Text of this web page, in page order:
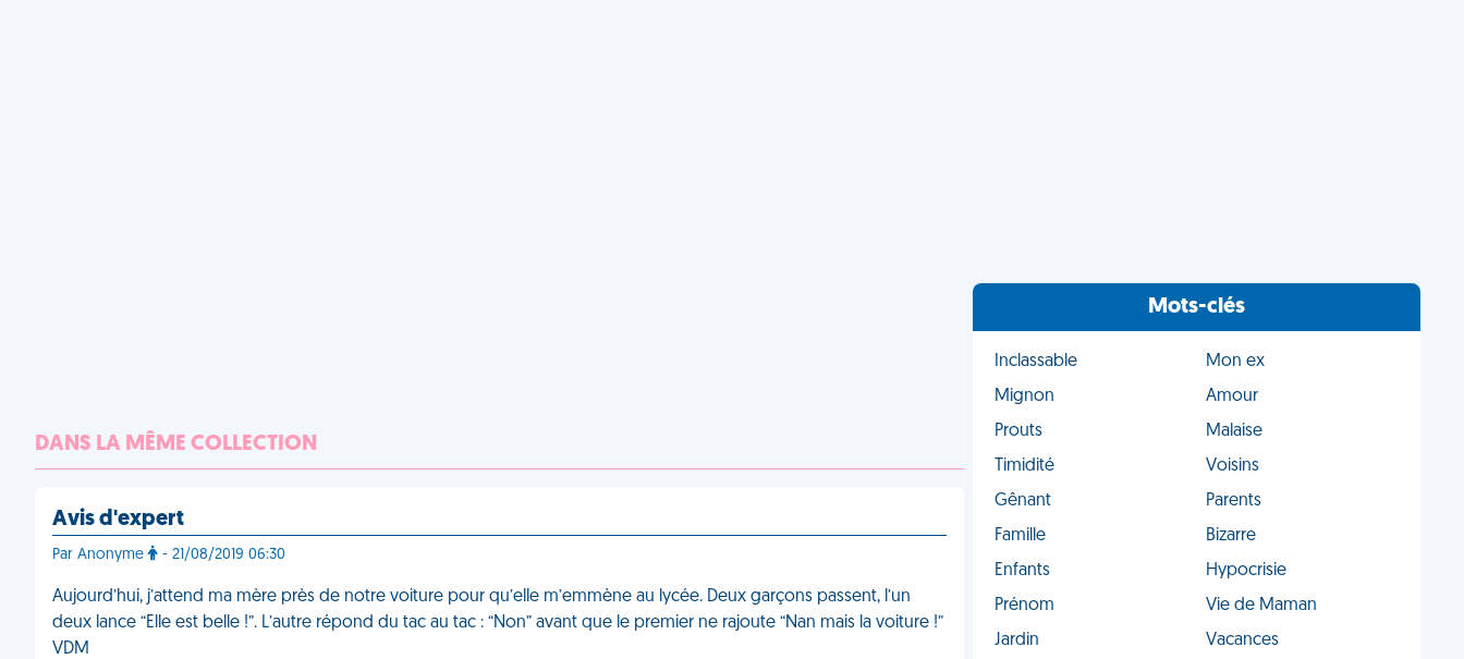
DANS LA MÊME COLLECTION
Avis d'expert
Par Anonyme - 21/08/2019 06:30
Aujourd’hui, j’attend ma mère près de notre voiture pour qu’elle m’emmène au lycée. Deux garçons passent, l’un
deux lance “Elle est belle !”. L’autre répond du tac au tac : “Non” avant que le premier ne rajoute “Nan mais la voiture !”
VDM
Mots-clés
Inclassable
Mon ex
Mignon
Amour
Prouts
Malaise
Timidité
Voisins
Gênant
Parents
Famille
Bizarre
Enfants
Hypocrisie
Prénom
Vie de Maman
Jardin
Vacances